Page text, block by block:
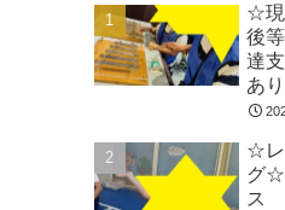
☆
後
達
あ
運
☆レ
グ☆
ス